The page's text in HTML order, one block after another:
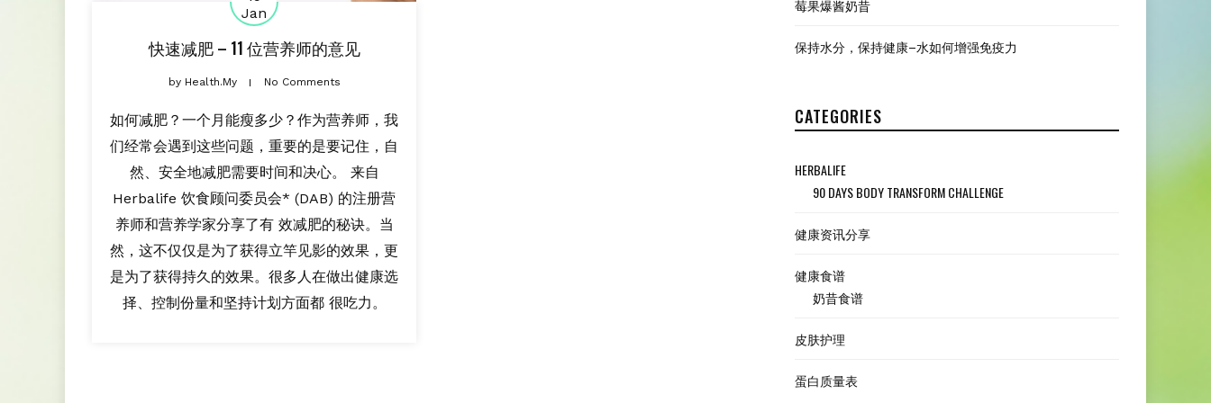
Jan
快速减肥 – 11 位营养师的意见
byHealth.my No Comments
如何减肥？一个月能瘦多少？作为营养师，我
们经常会遇到这些问题，重要的是要记住，自
然、安全地减肥需要时间和决心。 来自
Herbalife 饮食顾问委员会* (DAB) 的注册营
养师和营养学家分享了有 效减肥的秘诀。当
然，这不仅仅是为了获得立竿见影的效果，更
是为了获得持久的效果。很多人在做出健康选
择、控制份量和坚持计划方面都 很吃力。
莓果爆酱奶昔
保持水分，保持健康–水如何增强免疫力
CATEGORIES
HERBALIFE
90 DAYS BODY TRANSFORM CHALLENGE
健康资讯分享
健康食谱
奶昔食谱
皮肤护理
蛋白质量表